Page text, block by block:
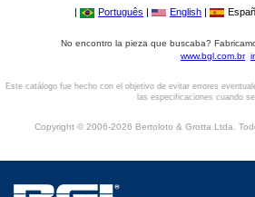
| Português | English |
No encontro la pieza que buscaba?
www.bgl.com.br
Este catálogo fue hecho con el objetivo de evitar errores
las especificaciones cuando
Copyright © 2006-2026 Bertoloto & Grotta Ltda.